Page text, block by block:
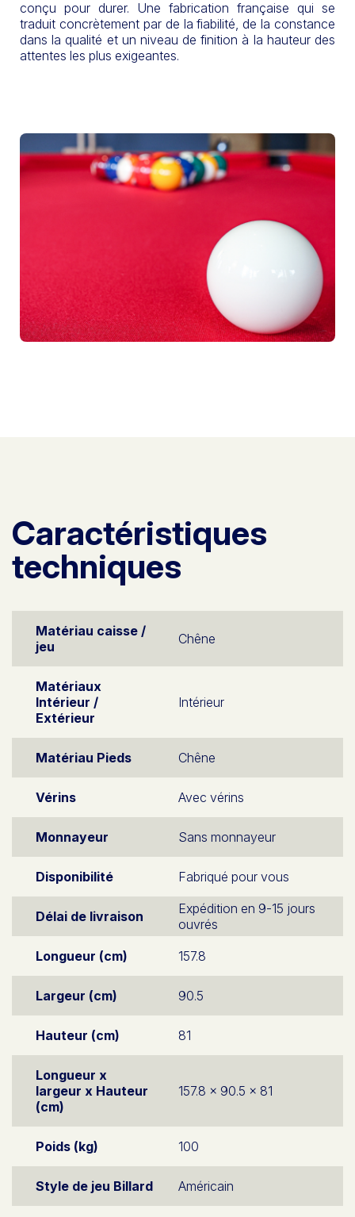
conçu pour durer. Une fabrication française qui se
traduit concrètement par de la fiabilité, de la constance
dans la qualité et un niveau de finition à la hauteur des
attentes les plus exigeantes.
Caractéristiques
techniques
Matériau caisse /
jeu
Chêne
Matériaux
Intérieur /
Extérieur
Intérieur
Matériau Pieds Chêne
Vérins Avec vérins
Monnayeur Sans monnayeur
Disponibilité Fabriqué pour vous
Délai de livraison
Expédition en 9-15 jours
ouvrés
Longueur (cm)
157.8
Largeur (cm) 90.5
Hauteur (cm) 81
Longueur x
largeur x Hauteur
(cm)
157.8 x 90.5 x 81
Poids (kg) 100
Style de jeu Billard Américain